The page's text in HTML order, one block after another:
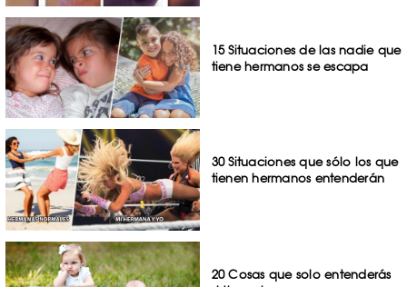
15 Situaciones de las nadie que
tiene hermanos se escapa
30 Situaciones que sólo los que
tienen hermanos entenderán
20 Cosas que solo entenderás